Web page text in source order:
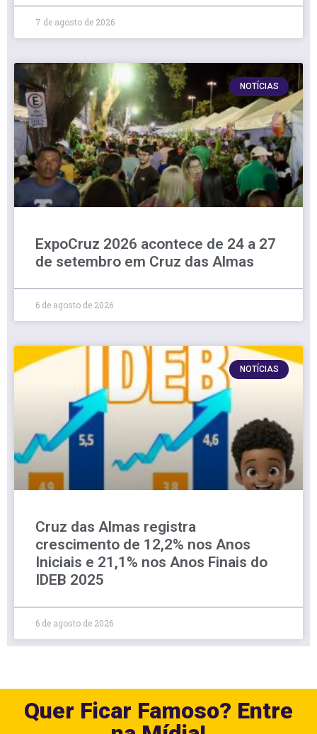
7 de agosto de 2026
NOTÍCIAS
ExpoCruz 2026 acontece de 24 a 27
de setembro em Cruz das Almas
6 de agosto de 2026
NOTÍCIAS
Cruz das Almas registra
crescimento de 12,2% nos Anos
Iniciais e 21,1% nos Anos Finais do
IDEB 2025
6 de agosto de 2026
Quer Ficar Famoso? Entre